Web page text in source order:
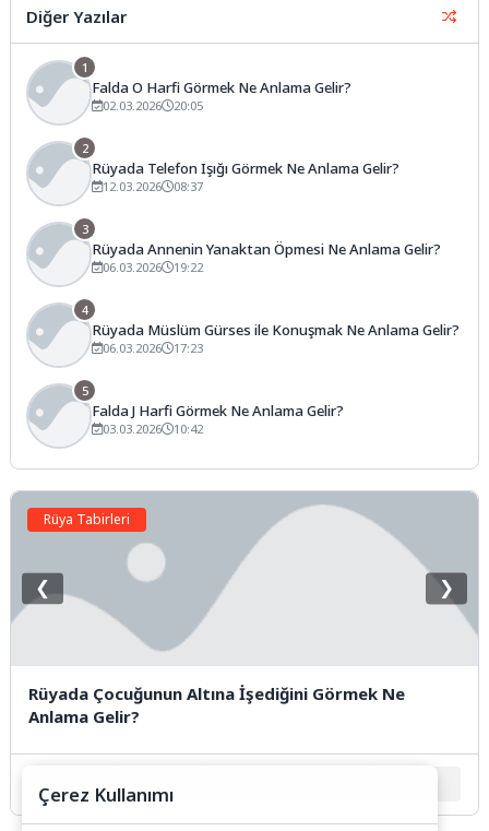
Diğer Yazılar
1
Falda O Harfi Görmek Ne Anlama Gelir?
02.03.2026 20:05
2
Rüyada Telefon Işığı Görmek Ne Anlama Gelir?
12.03.2026 08:37
3
Rüyada Annenin Yanaktan Öpmesi Ne Anlama Gelir?
06.03.2026 19:22
4
Rüyada Müslüm Gürses ile Konuşmak Ne Anlama Gelir?
06.03.2026 17:23
5
Falda J Harfi Görmek Ne Anlama Gelir?
03.03.2026 10:42
Rüya Tabirleri
Rüyada Çocuğunun Altına İşediğini Görmek Ne
Anlama Gelir?
❮ ❯
Çerez Kullanımı